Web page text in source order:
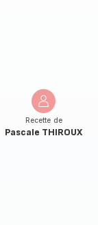
Recette de
Pascale THIROUX